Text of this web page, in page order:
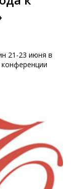
21-23 июня в